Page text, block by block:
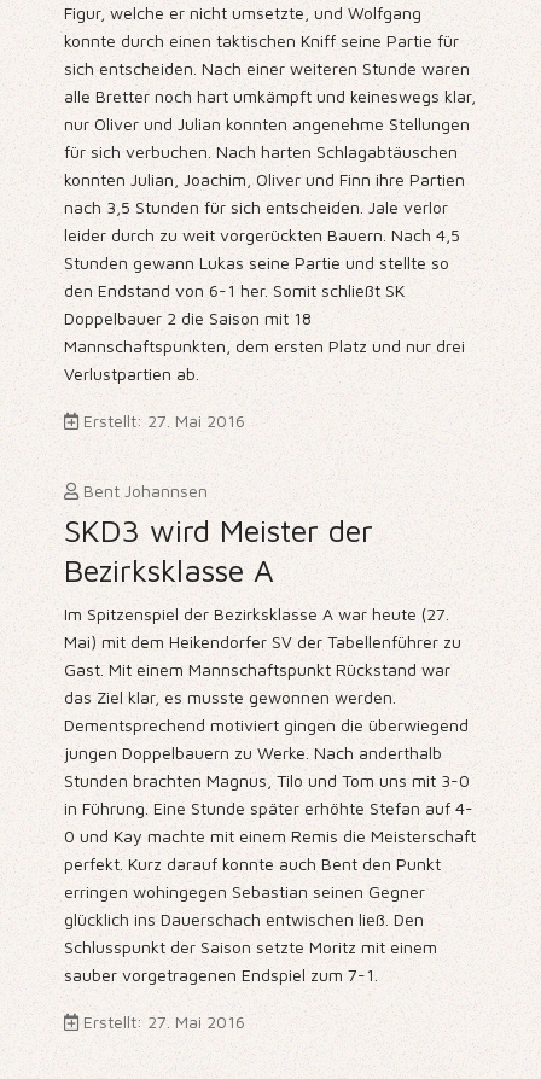
Figur, welche er nicht umsetzte, und Wolfgang
konnte durch einen taktischen Kniff seine Partie für
sich entscheiden. Nach einer weiteren Stunde waren
alle Bretter noch hart umkämpft und keineswegs klar,
nur Oliver und Julian konnten angenehme Stellungen
für sich verbuchen. Nach harten Schlagabtäuschen
konnten Julian, Joachim, Oliver und Finn ihre Partien
nach 3,5 Stunden für sich entscheiden. Jale verlor
leider durch zu weit vorgerückten Bauern. Nach 4,5
Stunden gewann Lukas seine Partie und stellte so
den Endstand von 6-1 her. Somit schließt SK
Doppelbauer 2 die Saison mit 18
Mannschaftspunkten, dem ersten Platz und nur drei
Verlustpartien ab.
Erstellt: 27. Mai 2016
Bent Johannsen
SKD3 wird Meister der
Bezirksklasse A
Im Spitzenspiel der Bezirksklasse A war heute (27.
Mai) mit dem Heikendorfer SV der Tabellenführer zu
Gast. Mit einem Mannschaftspunkt Rückstand war
das Ziel klar, es musste gewonnen werden.
Dementsprechend motiviert gingen die überwiegend
jungen Doppelbauern zu Werke. Nach anderthalb
Stunden brachten Magnus, Tilo und Tom uns mit 3-0
in Führung. Eine Stunde später erhöhte Stefan auf 4-
0 und Kay machte mit einem Remis die Meisterschaft
perfekt. Kurz darauf konnte auch Bent den Punkt
erringen wohingegen Sebastian seinen Gegner
glücklich ins Dauerschach entwischen ließ. Den
Schlusspunkt der Saison setzte Moritz mit einem
sauber vorgetragenen Endspiel zum 7-1.
Erstellt: 27. Mai 2016